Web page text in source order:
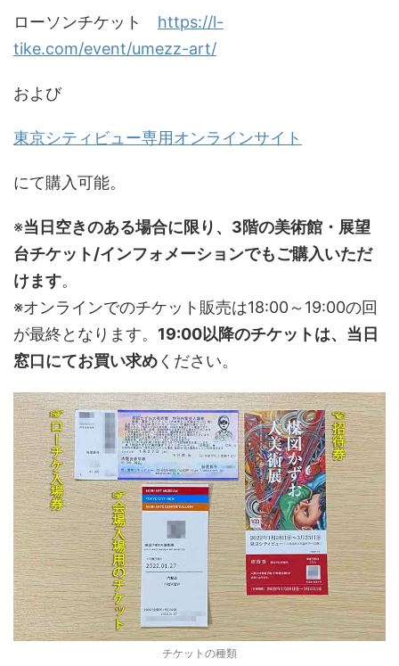
ローソンチケット https://l-
tike.com/event/umezz-art/
および
東京シティビュー専用オンラインサイト
にて購入可能。
※当日空きのある場合に限り、3階の美術館・展望
台チケット/インフォメーションでもご購入いただ
けます。
※オンラインでのチケット販売は18:00～19:00の回
が最終となります。 19:00以降のチケットは、当日
窓口にてお買い求めください。
チケットの種類